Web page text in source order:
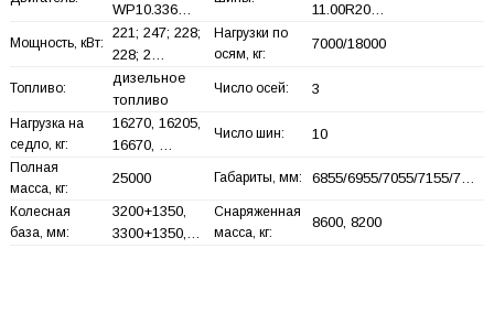
WP10.336…
11.00R20…
Мощность, кВт:
221; 247; 228;
228; 2…
Нагрузки по
осям, кг:
7000/18000
Топливо:
дизельное
топливо
Число осей: 3
Нагрузка на
седло, кг:
16270, 16205,
16670, …
Число шин: 10
Полная
масса, кг:
25000 Габариты, мм: 6855/6955/7055/7155/7…
Колесная
база, мм:
3200+1350,
3300+1350,…
Снаряженная
масса, кг:
8600, 8200